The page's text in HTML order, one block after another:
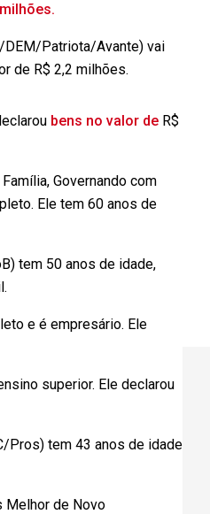
DEM/Patriota/Avante) vai
de R$ 2,2 milhões.
bens no valor de R$
Governando com
Ele tem 60 anos de
tem 50 anos de idade,
e é empresário. Ele
superior. Ele declarou
Pros) tem 43 anos de idade
Melhor de Novo